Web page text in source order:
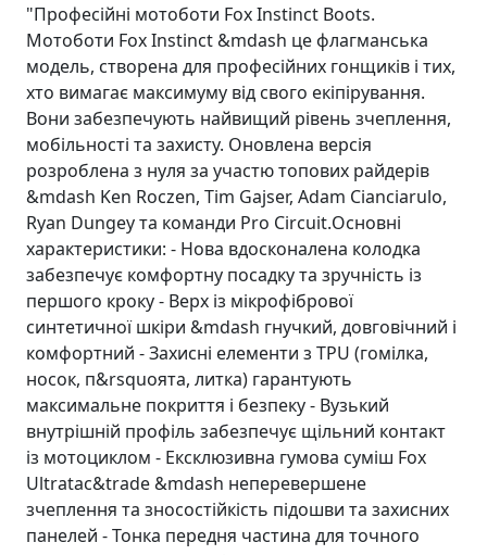
"Професійні мотоботи Fox Instinct Boots.
Мотоботи Fox Instinct &mdash це флагманська
модель, створена для професійних гонщиків і тих,
хто вимагає максимуму від свого екіпірування.
Вони забезпечують найвищий рівень зчеплення,
мобільності та захисту. Оновлена версія
розроблена з нуля за участю топових райдерів
&mdash Ken Roczen, Tim Gajser, Adam Cianciarulo,
Ryan Dungey та команди Pro Circuit.Основні
характеристики: - Нова вдосконалена колодка
забезпечує комфортну посадку та зручність із
першого кроку - Верх із мікрофібрової
синтетичної шкіри &mdash гнучкий, довговічний і
комфортний - Захисні елементи з TPU (гомілка,
носок, п&rsquoята, литка) гарантують
максимальне покриття і безпеку - Вузький
внутрішній профіль забезпечує щільний контакт
із мотоциклом - Ексклюзивна гумова суміш Fox
Ultratac&trade &mdash неперевершене
зчеплення та зносостійкість підошви та захисних
панелей - Тонка передня частина для точного